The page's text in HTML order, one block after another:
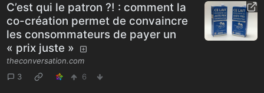
C’est qui le patron ?! : comment la
co-création permet de convaincre
les consommateurs de payer un
« prix juste »
theconversation.com
3
6